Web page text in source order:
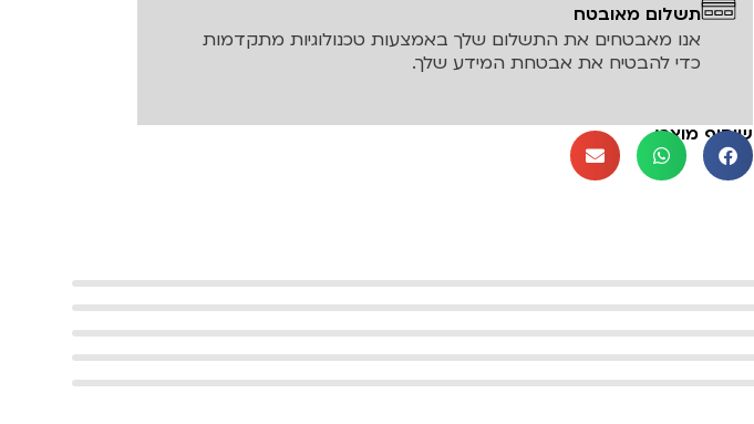
תשלום מאובטח
אנו מאבטחים את התשלום שלך באמצעות טכנולוגיות מתקדמות
כדי להבטיח את אבטחת המידע שלך.
שיתוף מוצר: